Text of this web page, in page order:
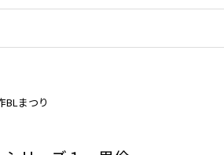
BLまつり